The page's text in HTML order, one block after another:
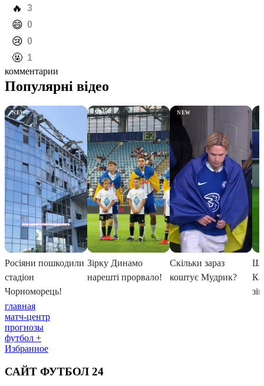
️🔥 3
️😄 0
️😢 0
️🤬 1
комментарии
главная
матч-центр
прогнозы
футбол +
Избранное
САЙТ ФУТБОЛ 24